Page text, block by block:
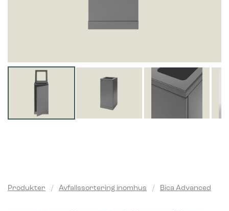
Produkter / Avfallssortering inomhus / Bica Advanced